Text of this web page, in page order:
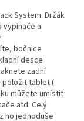
System. Držák
a
bočnice
desce
zadní
položit tablet (
můžete umístit
atd. Celý
ho jednoduše